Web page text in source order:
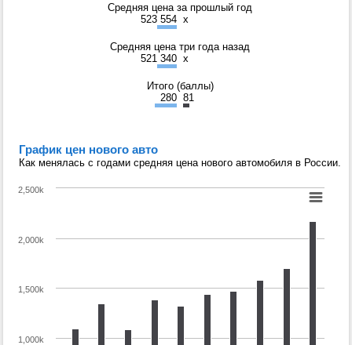
Средняя цена за прошлый год
523 554 x
Средняя цена три года назад
521 340 x
Итого (баллы)
280 81
График цен нового авто
Как менялась с годами средняя цена нового автомобиля в России.
1,000k
1,500k
2,000k
2,500k